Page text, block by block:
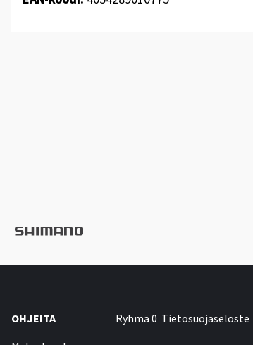
OHJEITA
Ryhmä 0 Tietosuojaseloste